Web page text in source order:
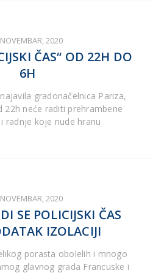
2020
ČAS“ OD 22H DO
6H
gradonačelnica Pariza,
22h neće raditi prehrambene
radnje koje nude hranu
2020
SE POLICIJSKI ČAS
IZOLACIJI
porasta obolelih i mnogo
glavnog grada Francuske i